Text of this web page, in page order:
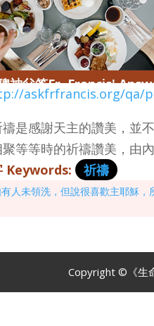
神父答Fr. Francis'
askfrfrancis.org/qa/
是感謝天主的讚美，並
等等時的祈禱讚美，由
Keywords: 祈禱
人未領洗，但說很喜歡主耶穌
Copyright ©《生